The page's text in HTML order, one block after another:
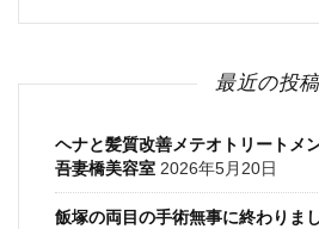
最近の投稿
ヘナと髪質改善メテオトリートメ
吾妻橋美容室 2026年5月20日
飯塚の両目の手術無事に終わりま